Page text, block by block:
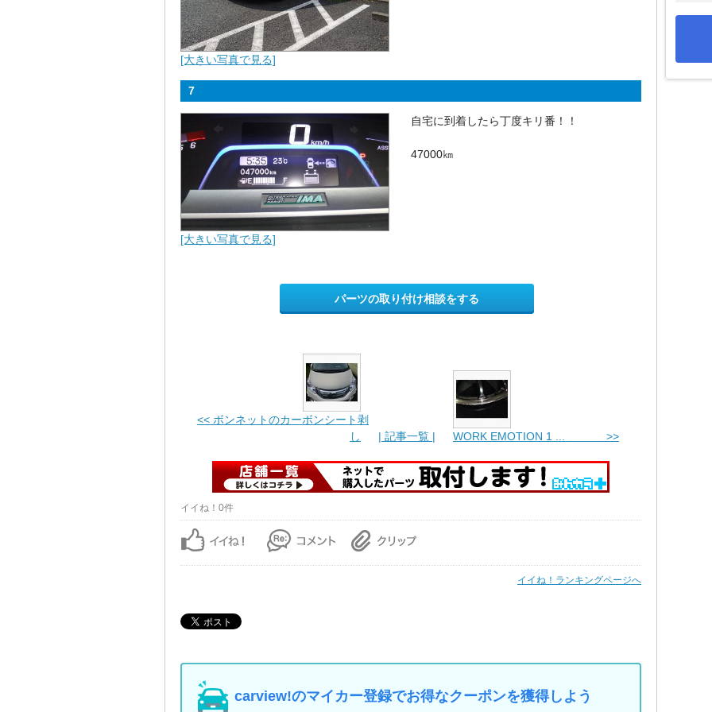
[大きい写真で見る]
7
[大きい写真で見る]
自宅に到着したら丁度キリ番！！
47000㎞
パーツの取り付け相談をする
<< ボンネットのカーボンシート剥
し
| 記事一覧 | WORK EMOTION 1 ... >>
イイね！0件
イイね！ランキングページへ
carview!のマイカー登録でお得なクーポンを獲得しよう